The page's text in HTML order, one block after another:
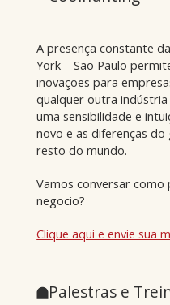
A presença constante
York – São Paulo
inovações para
qualquer outra indústria
uma sensibilidade e
novo e as diferenças
resto do mundo.
Vamos conversar
negocio?
Clique aqui e envie sua
Palestras e